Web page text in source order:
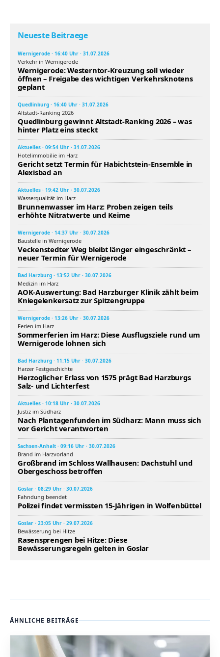
Neueste Beitraege
Wernigerode · 16:40 Uhr · 31.07.2026
Verkehr in Wernigerode
Wernigerode: Westerntor-Kreuzung soll wieder
öffnen – Freigabe des wichtigen Verkehrsknotens
geplant
Quedlinburg · 16:40 Uhr · 31.07.2026
Altstadt-Ranking 2026
Quedlinburg gewinnt Altstadt-Ranking 2026 – was
hinter Platz eins steckt
Aktuelles · 09:54 Uhr · 31.07.2026
Hotelimmobilie im Harz
Gericht setzt Termin für Habichtstein-Ensemble in
Alexisbad an
Aktuelles · 19:42 Uhr · 30.07.2026
Wasserqualität im Harz
Brunnenwasser im Harz: Proben zeigen teils
erhöhte Nitratwerte und Keime
Wernigerode · 14:37 Uhr · 30.07.2026
Baustelle in Wernigerode
Veckenstedter Weg bleibt länger eingeschränkt –
neuer Termin für Wernigerode
Bad Harzburg · 13:52 Uhr · 30.07.2026
Medizin im Harz
AOK-Auswertung: Bad Harzburger Klinik zählt beim
Kniegelenkersatz zur Spitzengruppe
Wernigerode · 13:26 Uhr · 30.07.2026
Ferien im Harz
Sommerferien im Harz: Diese Ausflugsziele rund um
Wernigerode lohnen sich
Bad Harzburg · 11:15 Uhr · 30.07.2026
Harzer Festgeschichte
Herzoglicher Erlass von 1575 prägt Bad Harzburgs
Salz- und Lichterfest
Aktuelles · 10:18 Uhr · 30.07.2026
Justiz im Südharz
Nach Plantagenfunden im Südharz: Mann muss sich
vor Gericht verantworten
Sachsen-Anhalt · 09:16 Uhr · 30.07.2026
Brand im Harzvorland
Großbrand im Schloss Wallhausen: Dachstuhl und
Obergeschoss betroffen
Goslar · 08:29 Uhr · 30.07.2026
Fahndung beendet
Polizei findet vermissten 15-Jährigen in Wolfenbüttel
Goslar · 23:05 Uhr · 29.07.2026
Bewässerung bei Hitze
Rasensprengen bei Hitze: Diese
Bewässerungsregeln gelten in Goslar
ÄHNLICHE BEITRÄGE